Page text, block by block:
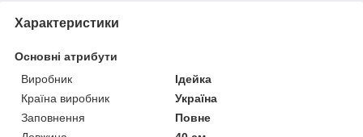
Характеристики
Основні атрибути
Виробник
Ідейка
Країна виробник
Україна
Заповнення
Повне